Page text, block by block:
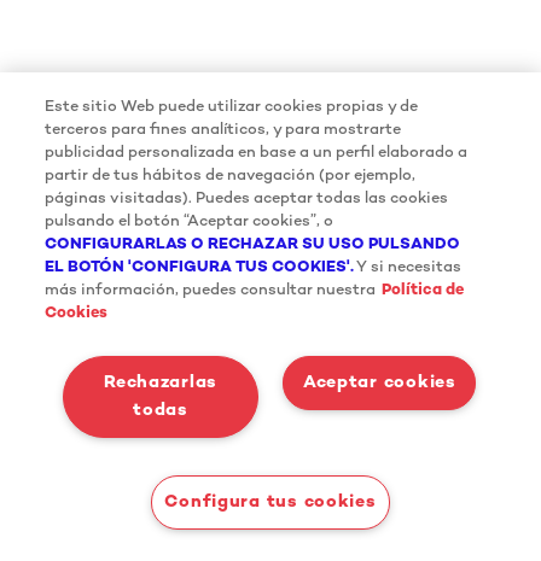
Este sitio Web puede utilizar cookies propias y de
terceros para fines analíticos, y para mostrarte
publicidad personalizada en base a un perfil elaborado a
partir de tus hábitos de navegación (por ejemplo,
páginas visitadas). Puedes aceptar todas las cookies
pulsando el botón “Aceptar cookies”, o
CONFIGURARLAS O RECHAZAR SU USO PULSANDO
EL BOTÓN 'CONFIGURA TUS COOKIES'. Y si necesitas
más información, puedes consultar nuestra Política de
Cookies
Aceptar cookies
Rechazarlas
todas
Configura tus cookies